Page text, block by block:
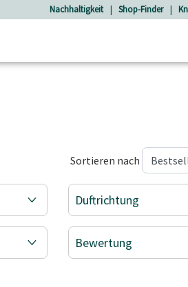
Nachhaltigkeit | Shop-Finder |
Sortieren nach
Duftrichtung
Bewertung